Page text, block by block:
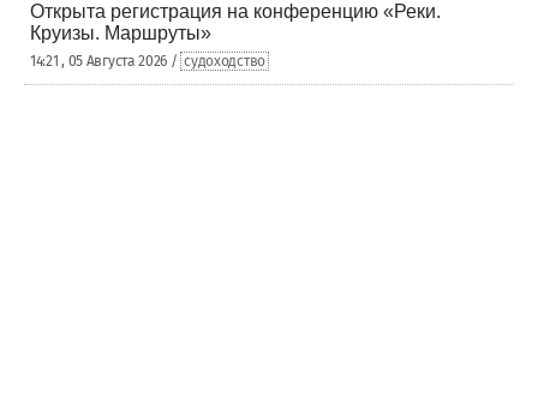
Открыта регистрация на конференцию «Реки.
Круизы. Маршруты»
14:21 , 05 Августа 2026 / судоходство